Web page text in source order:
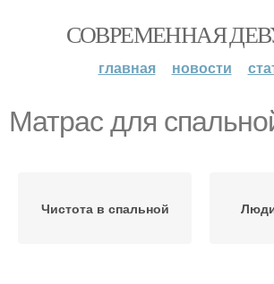
СОВРЕМЕННАЯ
главная новости
Матрас для
Чистота в спальной